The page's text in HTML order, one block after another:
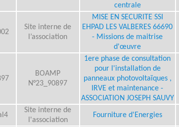
centrale
Site interne de
l’association
MISE EN SECURITE SSI
EHPAD LES VALBERES 66690
- Missions de maitrise
d'œuvre
BOAMP
N°23_90897
1ere phase de consultation
pour l'installation de
panneaux photovoltaïques ,
IRVE et maintenance -
ASSOCIATION JOSEPH SAUVY
Site interne de
l'association
Fourniture d'Energies